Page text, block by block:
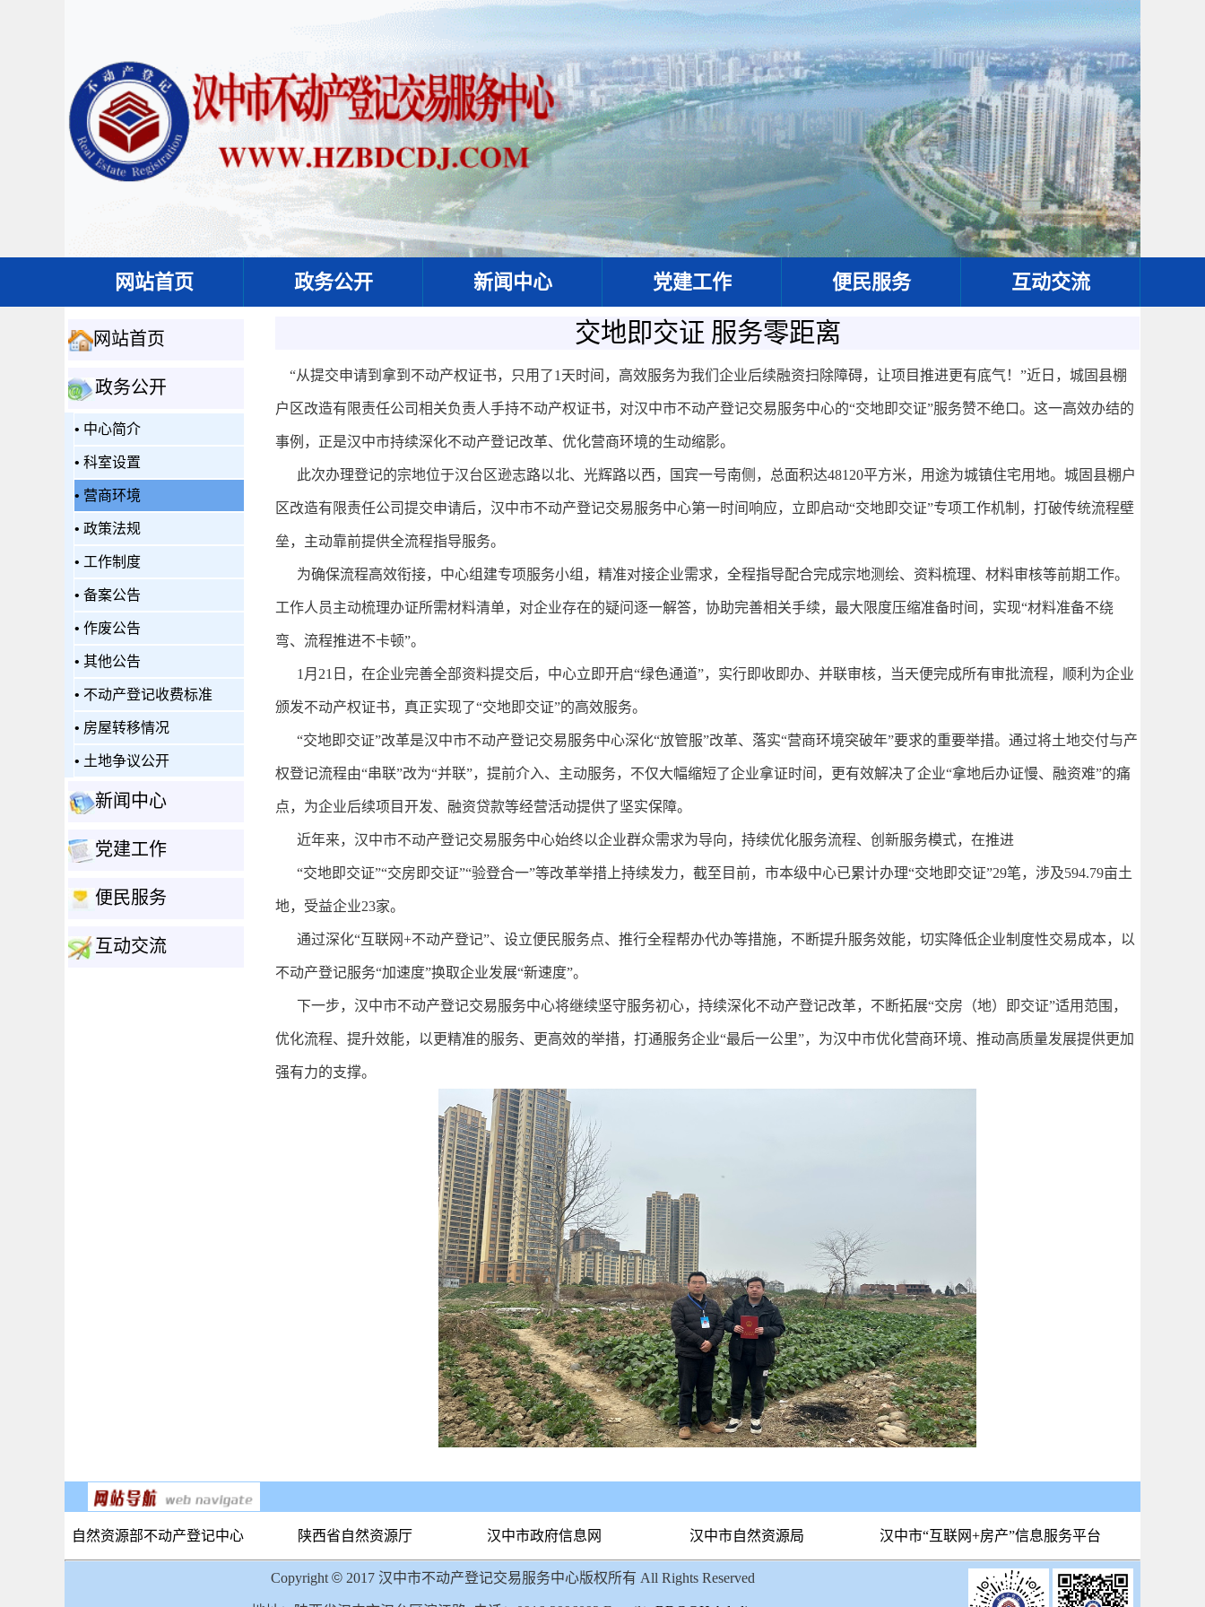
网站首页 政务公开 新闻中心 党建工作 便民服务 互动交流
网站首页
政务公开
• 中心简介
• 科室设置
• 营商环境
• 政策法规
• 工作制度
• 备案公告
• 作废公告
• 其他公告
• 不动产登记收费标准
• 房屋转移情况
• 土地争议公开
新闻中心
党建工作
便民服务
互动交流
交地即交证 服务零距离
“从提交申请到拿到不动产权证书，只用了1天时间，高效服务为我们企业后续融资扫除障碍，让项目推进更有底气！”近日，城固县棚
户区改造有限责任公司相关负责人手持不动产权证书，对汉中市不动产登记交易服务中心的“交地即交证”服务赞不绝口。这一高效办结的
事例，正是汉中市持续深化不动产登记改革、优化营商环境的生动缩影。
此次办理登记的宗地位于汉台区逊志路以北、光辉路以西，国宾一号南侧，总面积达48120平方米，用途为城镇住宅用地。城固县棚户
区改造有限责任公司提交申请后，汉中市不动产登记交易服务中心第一时间响应，立即启动“交地即交证”专项工作机制，打破传统流程壁
垒，主动靠前提供全流程指导服务。
为确保流程高效衔接，中心组建专项服务小组，精准对接企业需求，全程指导配合完成宗地测绘、资料梳理、材料审核等前期工作。
工作人员主动梳理办证所需材料清单，对企业存在的疑问逐一解答，协助完善相关手续，最大限度压缩准备时间，实现“材料准备不绕
弯、流程推进不卡顿”。
1月21日，在企业完善全部资料提交后，中心立即开启“绿色通道”，实行即收即办、并联审核，当天便完成所有审批流程，顺利为企业
颁发不动产权证书，真正实现了“交地即交证”的高效服务。
“交地即交证”改革是汉中市不动产登记交易服务中心深化“放管服”改革、落实“营商环境突破年”要求的重要举措。通过将土地交付与产
权登记流程由“串联”改为“并联”，提前介入、主动服务，不仅大幅缩短了企业拿证时间，更有效解决了企业“拿地后办证慢、融资难”的痛
点，为企业后续项目开发、融资贷款等经营活动提供了坚实保障。
近年来，汉中市不动产登记交易服务中心始终以企业群众需求为导向，持续优化服务流程、创新服务模式，在推进
“交地即交证”“交房即交证”“验登合一”等改革举措上持续发力，截至目前，市本级中心已累计办理“交地即交证”29笔，涉及594.79亩土
地，受益企业23家。
通过深化“互联网+不动产登记”、设立便民服务点、推行全程帮办代办等措施，不断提升服务效能，切实降低企业制度性交易成本，以
不动产登记服务“加速度”换取企业发展“新速度”。
下一步，汉中市不动产登记交易服务中心将继续坚守服务初心，持续深化不动产登记改革，不断拓展“交房（地）即交证”适用范围，
优化流程、提升效能，以更精准的服务、更高效的举措，打通服务企业“最后一公里”，为汉中市优化营商环境、推动高质量发展提供更加
强有力的支撑。
自然资源部不动产登记中心 陕西省自然资源厅 汉中市政府信息网 汉中市自然资源局 汉中市“互联网+房产”信息服务平台
Copyright © 2017 汉中市不动产登记交易服务中心版权所有 All Rights Reserved